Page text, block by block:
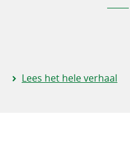
Lees het hele verhaal